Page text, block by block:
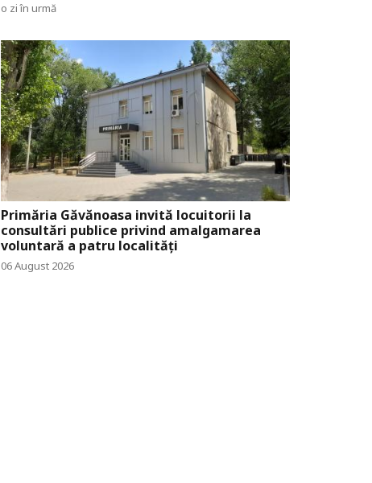
o zi în urmă
Primăria Găvănoasa invită locuitorii la
consultări publice privind amalgamarea
voluntară a patru localități
06 August 2026